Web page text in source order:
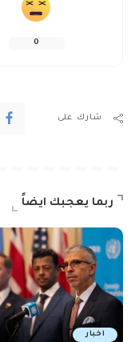
0
شارك على
ربما يعجبك ايضاً
اخبار